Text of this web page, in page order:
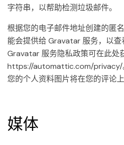
字符串，以帮助检测垃圾邮件。
根据您的电子邮件地址创建的匿
能会提供给 Gravatar 服务，以查
Gravatar 服务隐私政策可在此处
https://automattic.com/privacy/
您的个人资料图片将在您的评论
媒体